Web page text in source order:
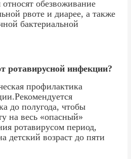
обезвоживание
рвоте и диарее, а также
бактериальной
ротавирусной инфекции?
профилактика
до полугода, чтобы
на весь «опасный»
ротавирусом период,
детский возраст до пяти